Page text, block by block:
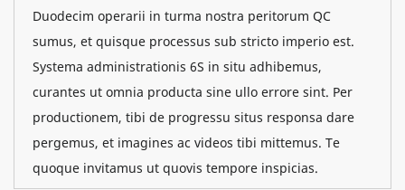
Duodecim operarii in turma nostra peritorum QC
sumus, et quisque processus sub stricto imperio est.
Systema administrationis 6S in situ adhibemus,
curantes ut omnia producta sine ullo errore sint. Per
productionem, tibi de progressu situs responsa dare
pergemus, et imagines ac videos tibi mittemus. Te
quoque invitamus ut quovis tempore inspicias.